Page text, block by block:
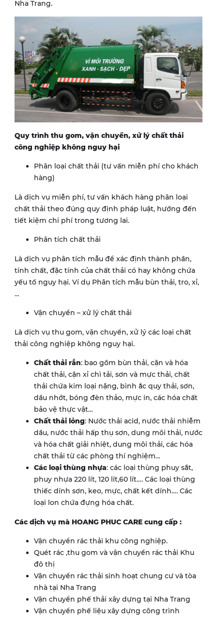
Nha Trang.
Quy trình thu gom, vận chuyển, xử lý chất thải
công nghiệp không nguy hại
Phân loại chất thải (tư vấn miễn phí cho khách
hàng)
Là dịch vụ miễn phí, tư vấn khách hàng phân loại
chất thải theo đúng quy định pháp luật, hướng đến
tiết kiệm chi phí trong tương lai.
Phân tích chất thải
Là dịch vụ phân tích mẫu để xác định thành phần,
tính chất, đặc tính của chất thải có hay không chứa
yếu tố nguy hại. Ví dụ Phân tích mẫu bùn thải, tro, xỉ,
…
Vận chuyển – xử lý chất thải
Là dịch vụ thu gom, vận chuyển, xử lý các loại chất
thải công nghiệp không nguy hại.
Chất thải rắn: bao gồm bùn thải, cặn và hóa
chất thải, cặn xỉ chì tải, sơn và mực thải, chất
thải chứa kim loại nặng, bình ắc quy thải, sơn,
dầu nhớt, bóng đèn thảo, mực in, các hóa chất
bảo vệ thực vật…
Chất thải lỏng: Nước thải acid, nước thải nhiễm
dầu, nước thải hấp thụ sơn, dung môi thải, nước
và hóa chất giải nhiệt, dung môi thải, các hóa
chất thải từ các phòng thí nghiệm…
Các loại thùng nhựa: các loại thùng phuy sắt,
phuy nhựa 220 lít, 120 lít,60 lít…. Các loại thùng
thiếc dính sơn, keo, mực, chất kết dính…. Các
loại lon chứa đựng hóa chất.
Các dịch vụ mà HOANG PHUC CARE cung cấp :
Vận chuyển rác thải khu công nghiệp.
Quét rác ,thu gom và vận chuyển rác thải Khu
đô thị
Vận chuyển rác thải sinh hoạt chung cư và tòa
nhà tại Nha Trang
Vận chuyển phế thải xây dựng tại Nha Trang
Vận chuyển phế liệu xây dựng công trình